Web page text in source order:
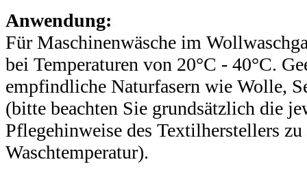
Anwendung:
Für Maschinenwäsche im
bei Temperaturen von 20°C - 40°C.
empfindliche Naturfasern wie Wolle,
(bitte beachten Sie grundsätzlich die
Pflegehinweise des Textilherstellers
Waschtemperatur).